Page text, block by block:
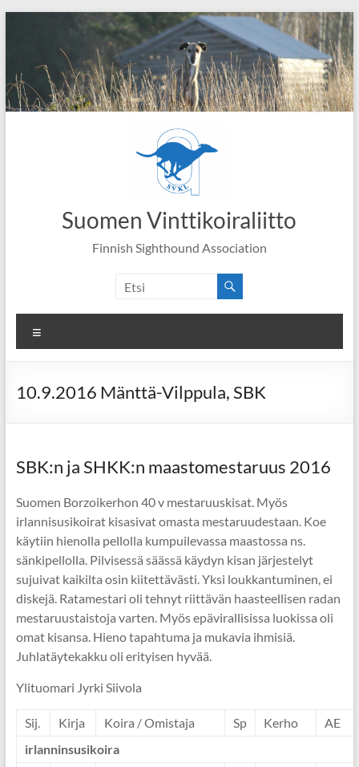
Suomen Vinttikoiraliitto
Finnish Sighthound Association
10.9.2016 Mänttä-Vilppula, SBK
SBK:n ja SHKK:n maastomestaruus 2016
Suomen Borzoikerhon 40 v mestaruuskisat. Myös
irlannisusikoirat kisasivat omasta mestaruudestaan. Koe
käytiin hienolla pellolla kumpuilevassa maastossa ns.
sänkipellolla. Pilvisessä säässä käydyn kisan järjestelyt
sujuivat kaikilta osin kiitettävästi. Yksi loukkantuminen, ei
diskejä. Ratamestari oli tehnyt riittävän haasteellisen radan
mestaruustaistoja varten. Myös epävirallisissa luokissa oli
omat kisansa. Hieno tapahtuma ja mukavia ihmisiä.
Juhlatäytekakku oli erityisen hyvää.
Ylituomari Jyrki Siivola
Sij. Kirja Koira / Omistaja Sp Kerho
AE
irlanninsusikoira